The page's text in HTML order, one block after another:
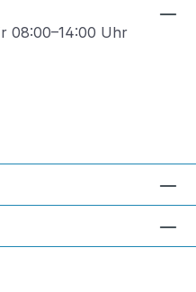
08:00–14:00 Uhr